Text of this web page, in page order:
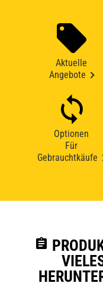
Aktuelle
Angebote
Optionen
Für
Gebrauchtkäufe
assignment